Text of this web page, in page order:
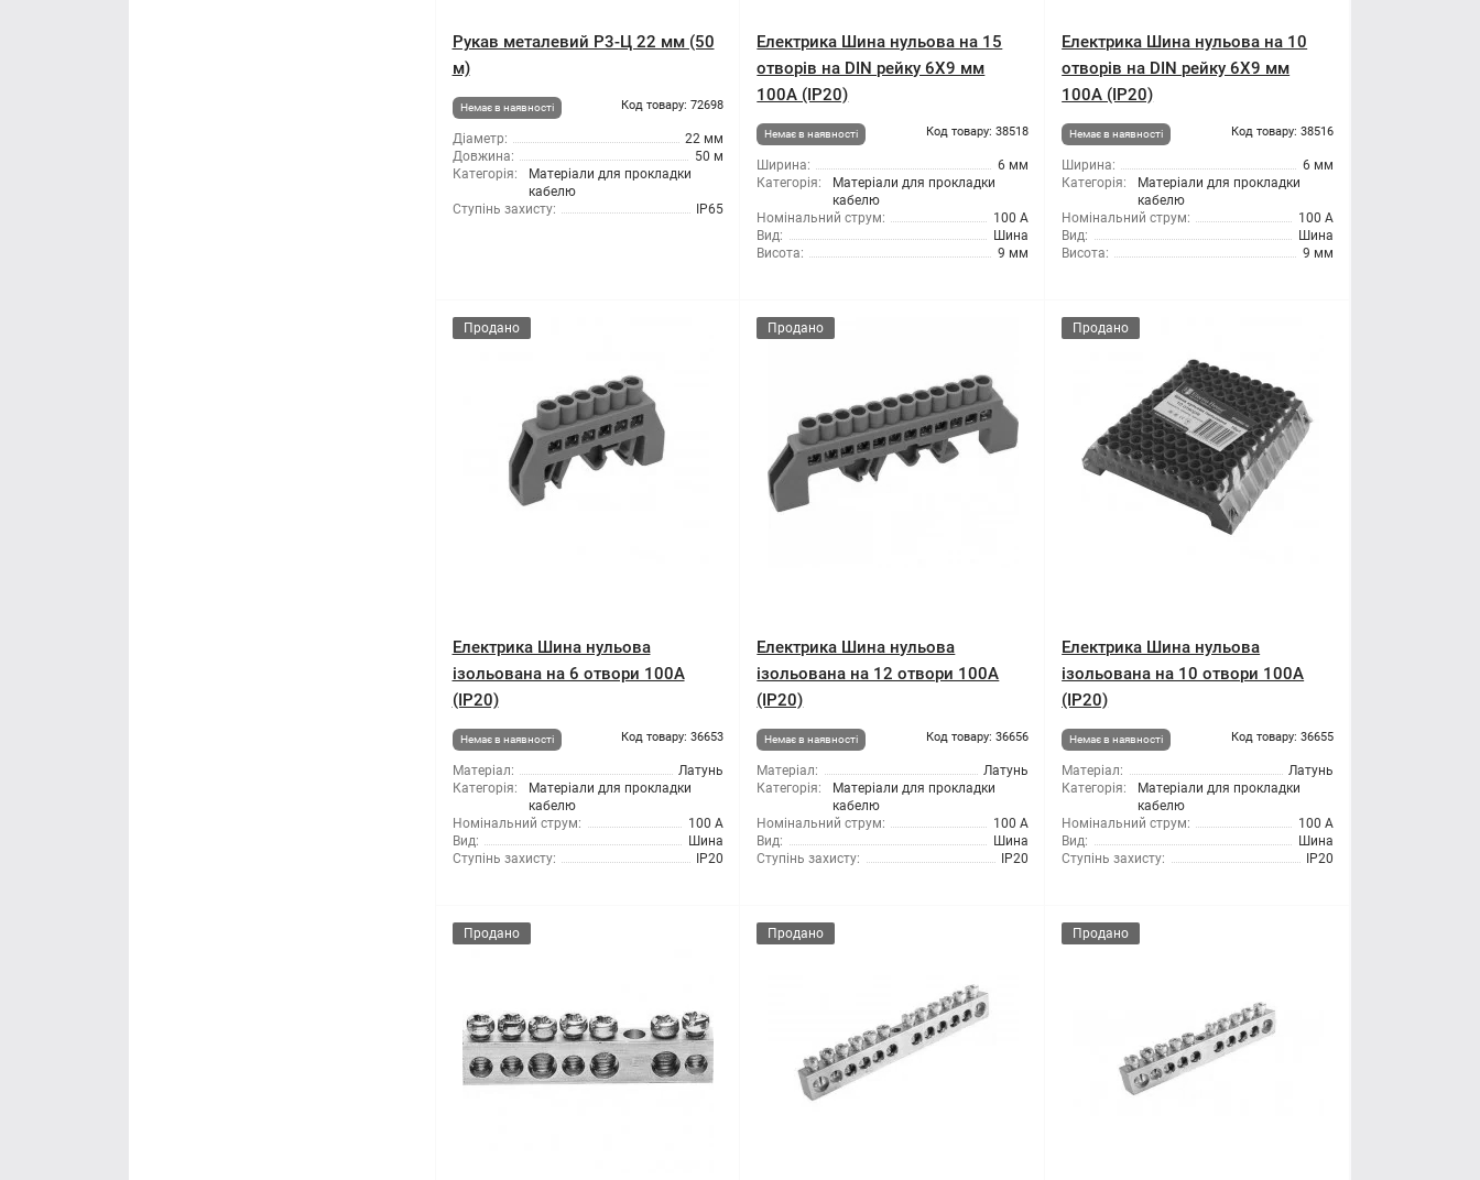
Рукав металевий Р3-Ц 22 мм (50
м)
Немає в наявності Код товару: 72698
Діаметр:
22 мм
Довжина:
50 м
Категорія:
Матеріали для прокладки
кабелю
Ступінь захисту:
IP65
Електрика Шина нульова на 15
отворів на DIN рейку 6X9 мм
100A (IP20)
Немає в наявності Код товару: 38518
Ширина:
6 мм
Категорія:
Матеріали для прокладки
кабелю
Номінальний струм:
100 А
Вид:
Шина
Висота:
9 мм
Електрика Шина нульова на 10
отворів на DIN рейку 6X9 мм
100A (IP20)
Немає в наявності Код товару: 38516
Ширина:
6 мм
Категорія:
Матеріали для прокладки
кабелю
Номінальний струм:
100 А
Вид:
Шина
Висота:
9 мм
Продано
Електрика Шина нульова
ізольована на 6 отвори 100A
(IP20)
Немає в наявності Код товару: 36653
Матеріал:
Латунь
Категорія:
Матеріали для прокладки
кабелю
Номінальний струм:
100 А
Вид:
Шина
Ступінь захисту:
IP20
Продано
Електрика Шина нульова
ізольована на 12 отвори 100A
(IP20)
Немає в наявності Код товару: 36656
Матеріал:
Латунь
Категорія:
Матеріали для прокладки
кабелю
Номінальний струм:
100 А
Вид:
Шина
Ступінь захисту:
IP20
Продано
Електрика Шина нульова
ізольована на 10 отвори 100A
(IP20)
Немає в наявності Код товару: 36655
Матеріал:
Латунь
Категорія:
Матеріали для прокладки
кабелю
Номінальний струм:
100 А
Вид:
Шина
Ступінь захисту:
IP20
Продано Продано Продано